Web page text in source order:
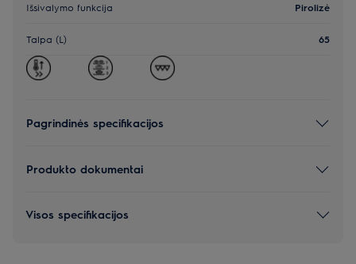
Išsivalymo funkcija Pirolizė
Talpa (L) 65
Pagrindinės specifikacijos
Produkto dokumentai
Visos specifikacijos